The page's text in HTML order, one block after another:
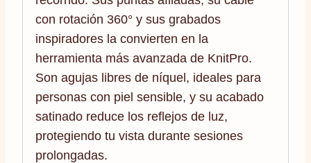
con rotación 360° y sus grabados
inspiradores la convierten en la
herramienta más avanzada de KnitPro.
Son agujas libres de níquel, ideales para
personas con piel sensible, y su acabado
satinado reduce los reflejos de luz,
protegiendo tu vista durante sesiones
prolongadas.